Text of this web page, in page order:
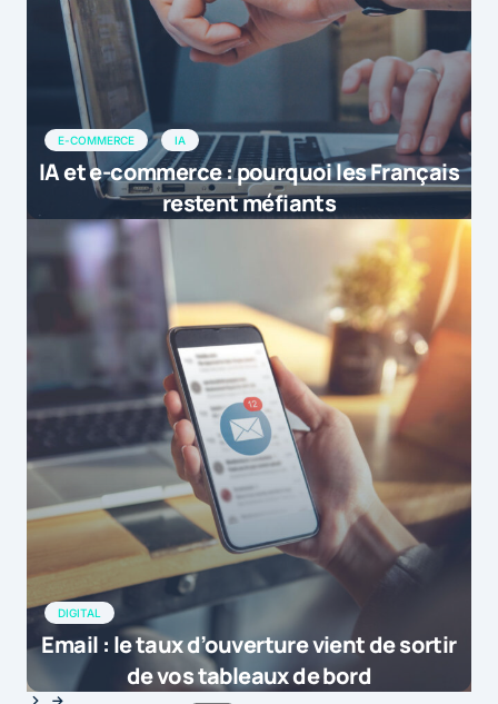
E-COMMERCE IA
IA et e-commerce : pourquoi les Français
restent méfiants
DIGITAL
Email : le taux d’ouverture vient de sortir
de vos tableaux de bord